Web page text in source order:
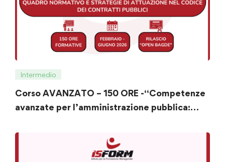
Intermedio
Corso AVANZATO – 150 ORE -“Competenze
avanzate per l’amministrazione pubblica:
nel Codice dei Contratti Pubblici”